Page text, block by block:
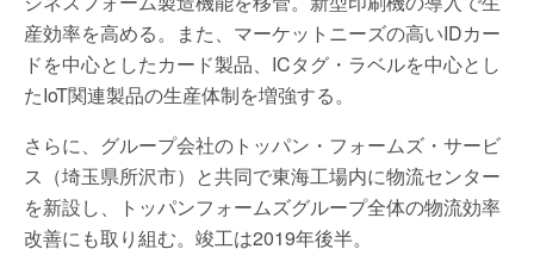
産効率を高める。また、マーケットニーズの高いIDカー
ドを中心としたカード製品、ICタグ・ラベルを中心とし
たIoT関連製品の生産体制を増強する。
さらに、グループ会社のトッパン・フォームズ・サービ
ス（埼玉県所沢市）と共同で東海工場内に物流センター
を新設し、トッパンフォームズグループ全体の物流効率
改善にも取り組む。竣工は2019年後半。